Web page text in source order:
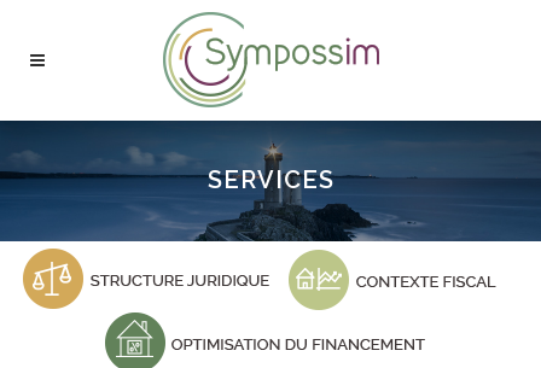
SERVICES